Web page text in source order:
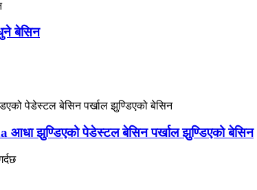
बेसिन
झुण्डिएको पेडेस्टल बेसिन पर्खाल झुण्डिएको बेसिन